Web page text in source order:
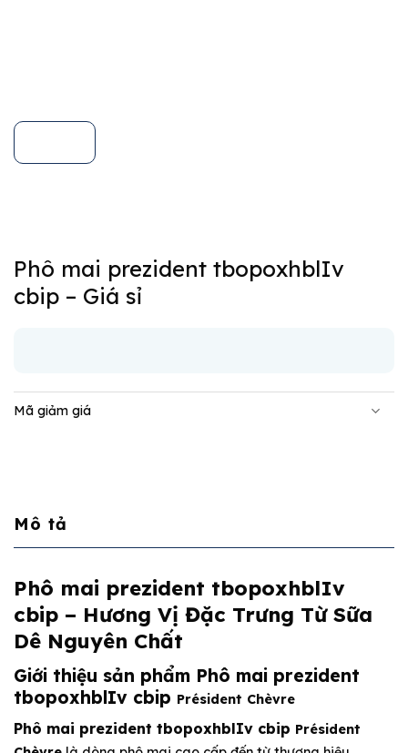
Phô mai prezident tbopoxhblIv
cbip – Giá sỉ
Mã giảm giá
Mô tả
Phô mai prezident tbopoxhblIv
cbip – Hương Vị Đặc Trưng Từ Sữa
Dê Nguyên Chất
Giới thiệu sản phẩm Phô mai prezident
tbopoxhblIv cbip Président Chèvre
Phô mai prezident tbopoxhblIv cbip Président